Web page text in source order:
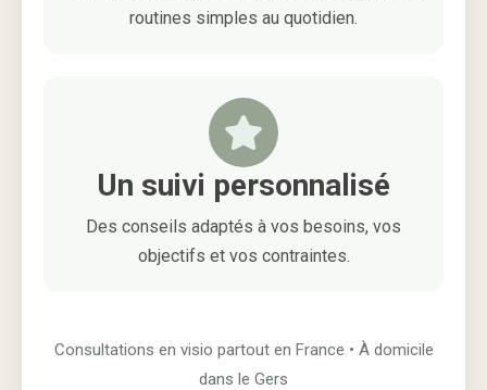
routines simples au quotidien.
Un suivi personnalisé
Des conseils adaptés à vos besoins, vos
objectifs et vos contraintes.
Consultations en visio partout en France • À domicile
dans le Gers